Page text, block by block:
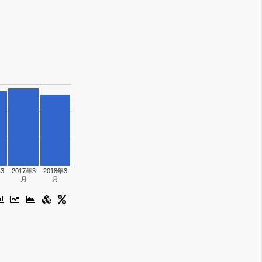
2017年3
月
2018年3
月